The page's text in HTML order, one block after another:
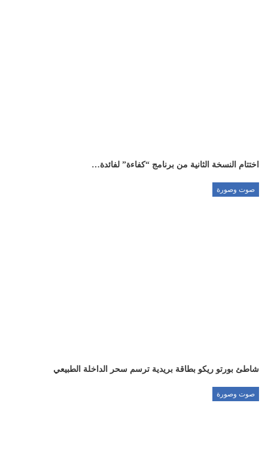
اختتام النسخة الثانية من برنامج “كفاءة” لفائدة…
صوت وصورة
شاطئ بورتو ريكو بطاقة بريدية ترسم سحر الداخلة الطبيعي
صوت وصورة